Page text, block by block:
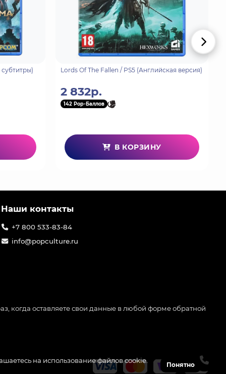
как на трассе, так и за ее пределами в
реальной частью вашей трассы!
и предметов, которые вы будете собирать во
еще никогда не было так просто!
Lords Of The Fallen / PS5 (Английская версия)
2 832р.
142 Pop-Баллов
В КОРЗИНУ
на использование файлов cookie.
Понятно
Наши контакты
+7 800 533-83-84
info@popculture.ru
когда оставляете свои данные в любой форме обратной